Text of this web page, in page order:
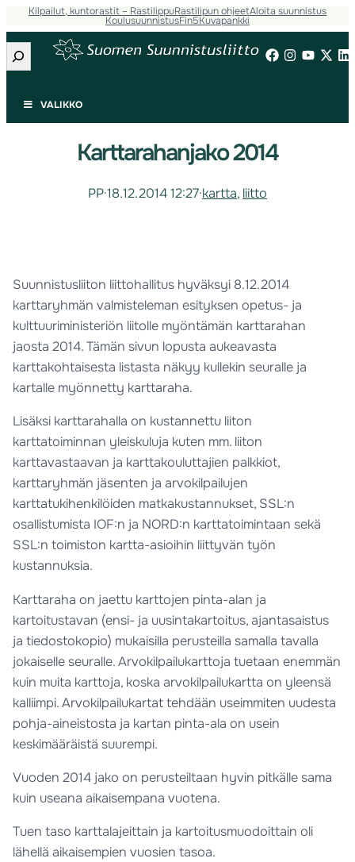
Kilpailut, kuntorastit – RastilippuRastilipun ohjeetAloita suunnistus
KoulusuunnistusFin5Kuvapankki
Etsi
VALIKKO
Karttarahanjako 2014
PP·18.12.2014 12:27·kartta, liitto
Suunnistusliiton liittohallitus hyväksyi 8.12.2014
karttaryhmän valmisteleman esityksen opetus- ja
kulttuuriministeriön liitolle myöntämän karttarahan
jaosta 2014. Tämän sivun lopusta aukeavasta
karttakohtaisesta listasta näkyy kullekin seuralle ja
kartalle myönnetty karttaraha.
Lisäksi karttarahalla on kustannettu liiton
karttatoiminnan yleiskuluja kuten mm. liiton
karttavastaavan ja karttakouluttajien palkkiot,
karttaryhmän jäsenten ja arvokilpailujen
karttatukihenkilöiden matkakustannukset, SSL:n
osallistumista IOF:n ja NORD:n karttatoimintaan sekä
SSL:n toimiston kartta-asioihin liittyvän työn
kustannuksia.
Karttaraha on jaettu karttojen pinta-alan ja
kartoitustavan (ensi- ja uusintakartoitus, ajantasaistus
ja tiedostokopio) mukaisilla perusteilla samalla tavalla
jokaiselle seuralle. Arvokilpailukarttoja tuetaan enemmän
kuin muita karttoja, koska arvokilpailukartta on yleensä
kalliimpi. Arvokilpailukartat tehdään useimmiten uudesta
pohja-aineistosta ja kartan pinta-ala on usein
keskimääräistä suurempi.
Vuoden 2014 jako on perusteiltaan hyvin pitkälle sama
kuin useana aikaisempana vuotena.
Tuen taso karttalajeittain ja kartoitusmuodoittain oli
lähellä aikaisempien vuosien tasoa.